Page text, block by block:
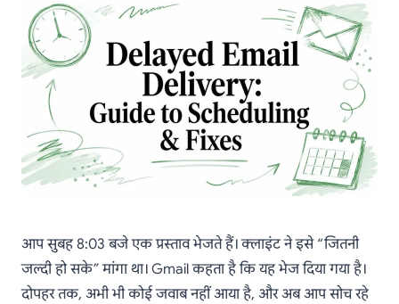
आप सुबह 8:03 बजे एक प्रस्ताव भेजते हैं। क्लाइंट ने इसे “जितनी
जल्दी हो सके” मांगा था। Gmail कहता है कि यह भेज दिया गया है।
दोपहर तक, अभी भी कोई जवाब नहीं आया है, और अब आप सोच रहे